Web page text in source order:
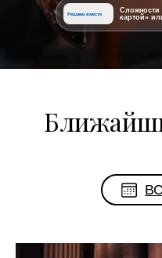
Решаем вместе
Сложности
картой»